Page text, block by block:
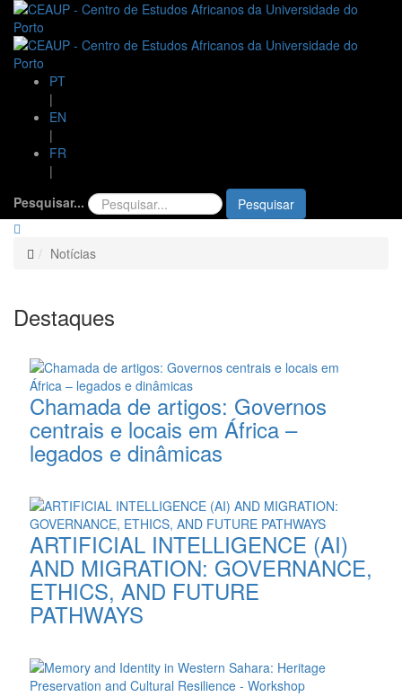
PT
|
EN
|
FR
|
Pesquisar...
Pesquisar
Notícias
Destaques
Chamada de artigos: Governos
centrais e locais em África –
legados e dinâmicas
ARTIFICIAL INTELLIGENCE (AI)
AND MIGRATION: GOVERNANCE,
ETHICS, AND FUTURE
PATHWAYS